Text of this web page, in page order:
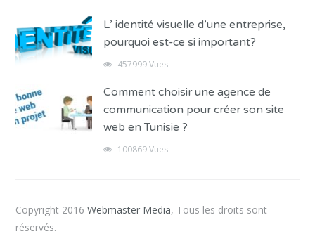
L’ identité visuelle d’une entreprise,
pourquoi est-ce si important?
457999 Vues
Comment choisir une agence de
communication pour créer son site
web en Tunisie ?
100869 Vues
Copyright 2016Webmaster Media, Tous les droits sont
réservés.